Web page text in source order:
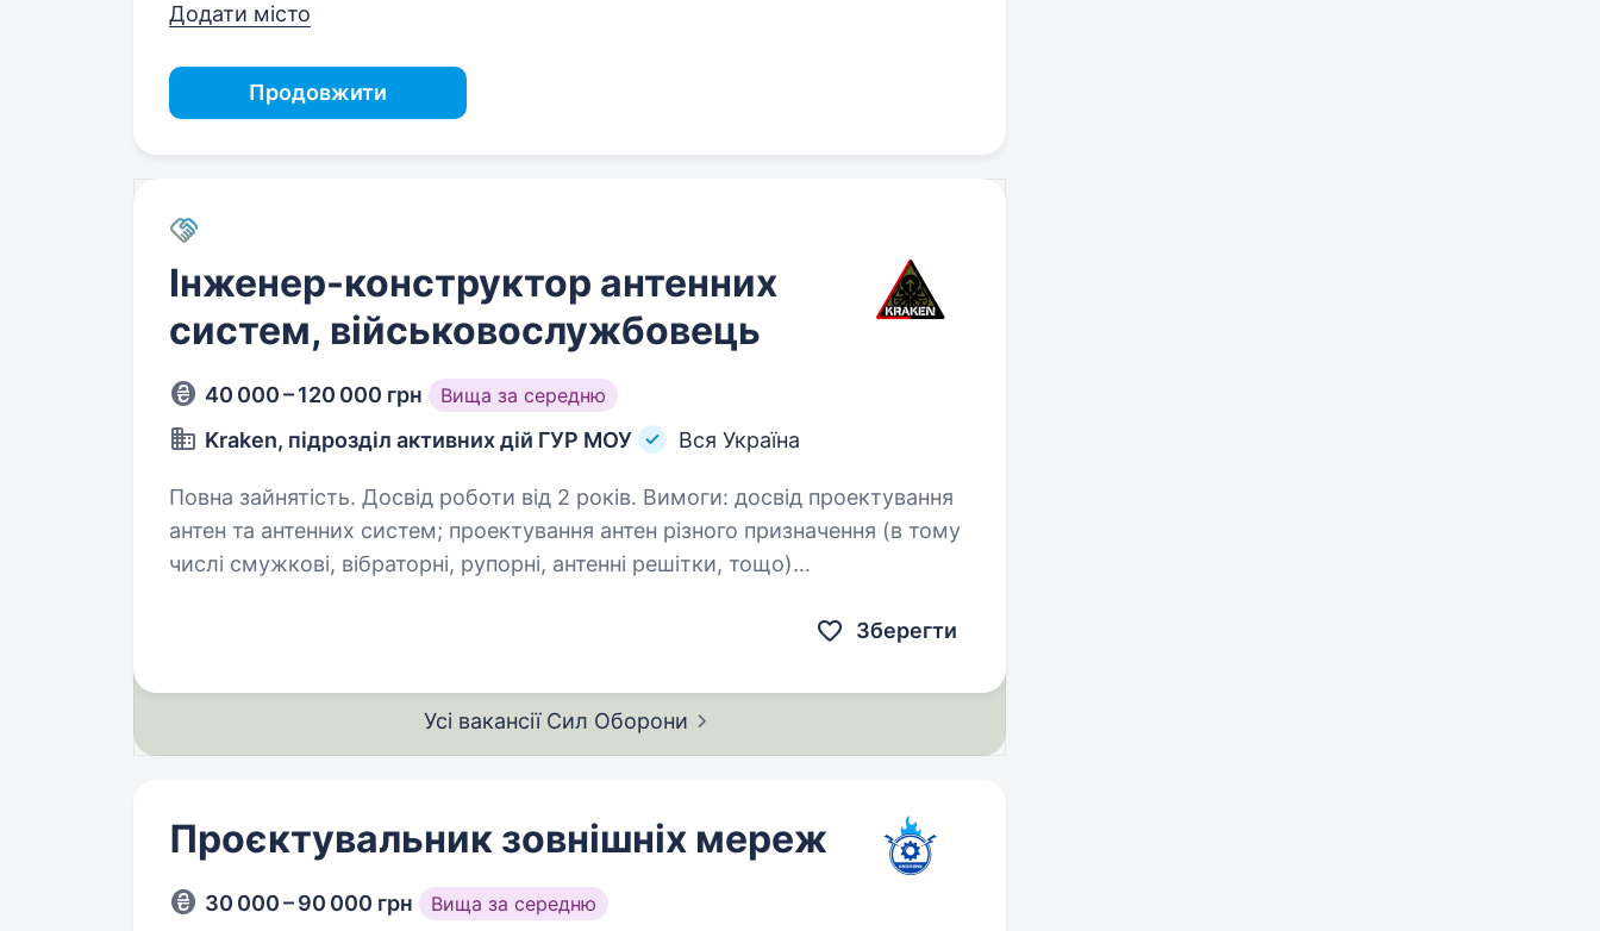
Додати місто
Продовжити
Інженер-конструктор антенних
систем, військовослужбовець
40 000 – 120 000 грн Вища за середню
Kraken, підрозділ активних дій ГУР МОУ Вся Україна
Повна зайнятість. Досвід роботи від 2 років. Вимоги: досвід проектування
антен та антенних систем; проектування антен різного призначення (в тому
числі смужкові, вібраторні, рупорні, антенні решітки, тощо)
Зберегти
Усі вакансії Сил Оборони
Проєктувальник зовнішніх мереж
30 000 – 90 000 грн Вища за середню